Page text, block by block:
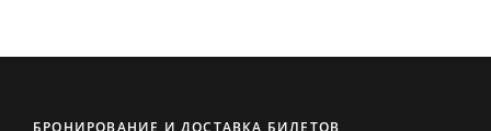
БРОНИРОВАНИЕ И ДОСТАВКА БИЛЕТОВ